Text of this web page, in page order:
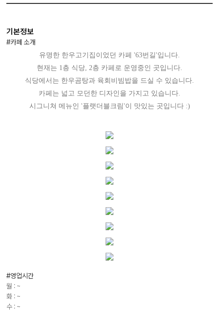
기본정보
#카페 소개
유명한 한우고기집이었던 카페 '63번길'입니다.
현재는 1층 식당, 2층 카페로 운영중인 곳입니다.
식당에서는 한우곰탕과 육회비빔밥을 드실 수 있습니다.
카페는 넓고 모던한 디자인을 가지고 있습니다.
시그니쳐 메뉴인 '플랫더블크림'이 맛있는 곳입니다 :)
#영업시간
월 : ~
화 : ~
수 : ~